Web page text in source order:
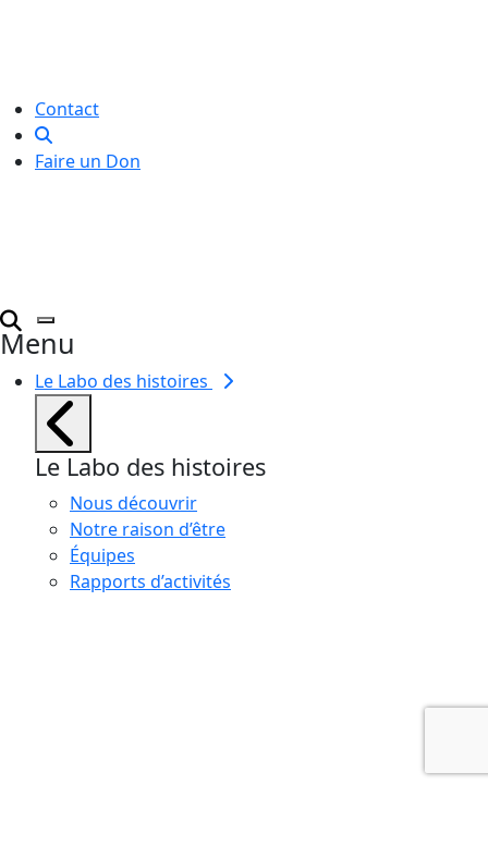
Contact
Faire un Don
Menu
Le Labo des histoires
Le Labo des histoires
Nous découvrir
Notre raison d’être
Équipes
Rapports d’activités